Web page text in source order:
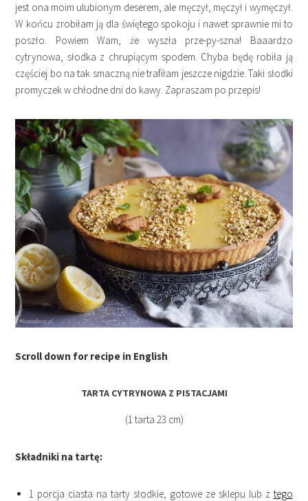
jest ona moim ulubionym deserem, ale męczył, męczył i wymęczył.
W końcu zrobiłam ją dla świętego spokoju i nawet sprawnie mi to
poszło. Powiem Wam, że wyszła prze-py-szna! Baaardzo
cytrynowa, słodka z chrupiącym spodem. Chyba będę robiła ją
częściej bo na tak smaczną nie trafiłam jeszcze nigdzie. Taki słodki
promyczek w chłodne dni do kawy. Zapraszam po przepis!
Scroll down for recipe in English
TARTA CYTRYNOWA Z PISTACJAMI
(1 tarta 23 cm)
Składniki na tartę:
1 porcja ciasta na tarty słodkie, gotowe ze sklepu lub z tego